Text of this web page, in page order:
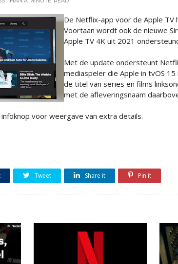
De Netflix-app voor de Apple TV
Voortaan wordt ook de nieuwe
Apple TV 4K uit 2021
Met de update ondersteunt
mediaspeler die Apple in tvOS
de titel van series en films
met de afleveringsnaam
voor weergave van extra details.
Tweet Share it Pin it